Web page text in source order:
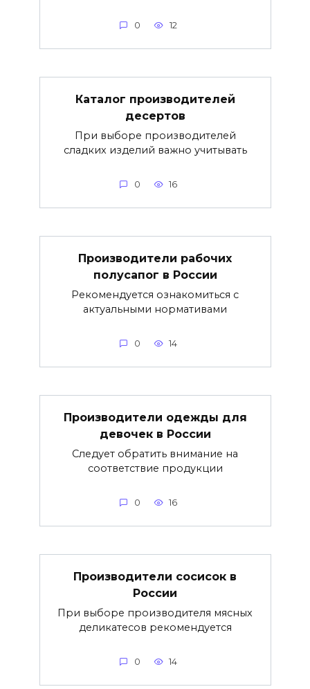
0 12
Каталог производителей
десертов
При выборе производителей
сладких изделий важно учитывать
0 16
Производители рабочих
полусапог в России
Рекомендуется ознакомиться с
актуальными нормативами
0 14
Производители одежды для
девочек в России
Следует обратить внимание на
соответствие продукции
0 16
Производители сосисок в
России
При выборе производителя мясных
деликатесов рекомендуется
0 14